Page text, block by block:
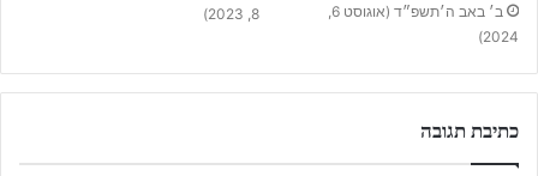
2024)
8, 2023)
כתיבת תגובה